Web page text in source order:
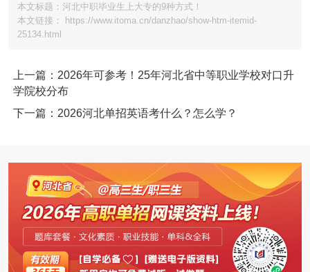
本文标题：河北中职毕业生上大专的9种方式！
本文链接： https://www.itoma.cn/danzhao/show-htm-itemid-
25134.html
上一篇：2026年可参考！25年河北省中等职业学校对口升
学院校分布
下一篇：2026河北单招英语考什么？怎么学？